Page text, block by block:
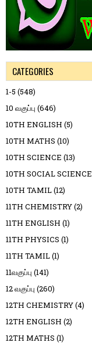
CATEGORIES
1-5 (548)
10 வகுப்பு (646)
10TH ENGLISH (5)
10TH MATHS (10)
10TH SCIENCE (13)
10TH SOCIAL SCIENCE
10TH TAMIL(12)
11TH CHEMISTRY(2)
11TH ENGLISH (1)
11TH PHYSICS (1)
11TH TAMIL(1)
11வகுப்பு (141)
12 வகுப்பு (260)
12TH CHEMISTRY(4)
12TH ENGLISH (2)
12TH MATHS (1)